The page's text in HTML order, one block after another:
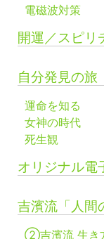
電磁波対策
開運／スピリ
自分発見の旅
運命を知る
女神の時代
死生観
オリジナル電
吉濱流「人間
②吉濱流 生き